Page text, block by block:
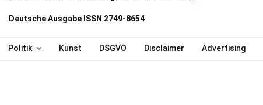
Deutsche Ausgabe ISSN 2749-8654
Politik Kunst DSGVO Disclaimer Advertising